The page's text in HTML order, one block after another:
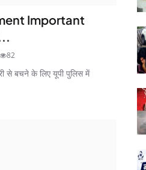
Important
82
से बचने के लिए यूपी पुलिस में